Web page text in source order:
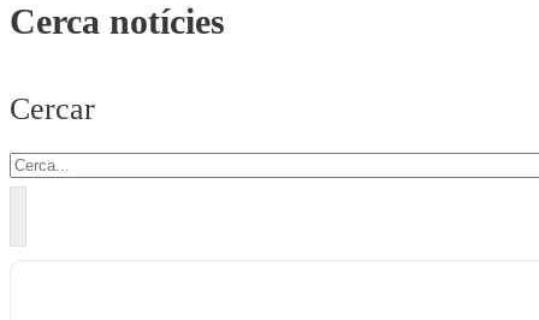
Cerca notícies
Cercar